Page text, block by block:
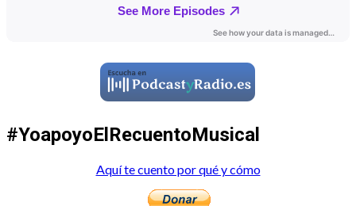
#YoapoyoElRecuentoMusical
Aquí te cuento por qué y cómo